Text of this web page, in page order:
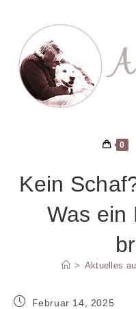
springen
0
Kein
Was ein
> Aktuelles
BeitragFebruar 14, 2025